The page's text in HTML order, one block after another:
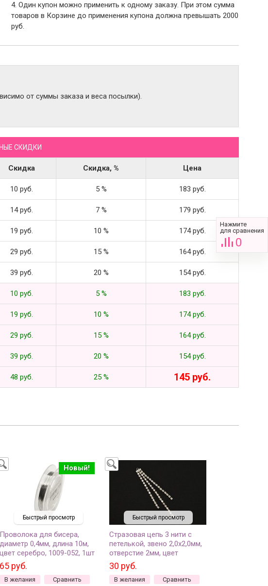
4. Один купон можно применить к одному заказу. При этом сумма
товаров в Корзине до применения купона должна превышать 2000
руб.
от суммы заказа и веса посылки).
СКИДКИ
Скидка Скидка, % Цена
10 руб. 5 % 183 руб.
14 руб. 7 % 179 руб.
19 руб. 10 % 174 руб.
29 руб. 15 % 164 руб.
39 руб. 20 % 154 руб.
10 руб. 5 % 183 руб.
19 руб. 10 % 174 руб.
29 руб. 15 % 164 руб.
39 руб. 20 % 154 руб.
48 руб. 25 % 145 руб.
Быстрый просмотр
Новый!
Проволока для бисера,
диаметр 0,4мм, длина 10м,
цвет серебро, 1009-052, 1шт
65 руб.
В желания Сравнить
Быстрый просмотр
Стразовая цепь 3 нити с
петелькой, звено 2,0х2,0мм,
отверстие 2мм, цвет
прозрачный/серебро,
латунь, 47-083, 6,5см и 4,5см
30 руб.
В желания Сравнить
Нажмите
для сравнения
0